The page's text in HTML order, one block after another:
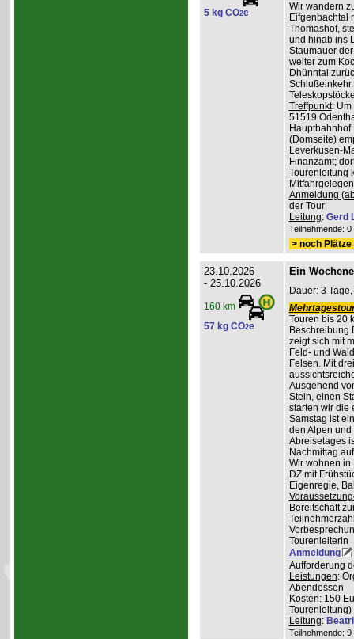
5 kg CO2e
Wir wandern
Eifgenbachtal
Thomashof,
und hinab ins
Staumauer
weiter zum
Dhünntal
Schlußeinkehr.
Treffpunkt: Um
51519
(Domseite)
Leverkusen-
Finanzamt;
Tourenleitung
Anmeldung
der Tour
Leitung: Gerd
Teilnehmende:
> noch
23.10.2026
- 25.10.2026
160 km
57 kg CO2e
Ein
Dauer: 3
Touren bis 20
Beschreibung
zeigt sich mit
Feld- und
Felsen. Mit
Ausgehend
Stein, einen
starten wir die
Samstag ist
den Alpen
Abreisetages
Nachmittag
Wir wohnen in
DZ mit
Eigenregie,
Bereitschaft
Tourenleiterin
Anmeldung
Aufforderung
Leistungen:
Abendessen
Kosten: 150
Tourenleitung)
Leitung:
Teilnehmende: